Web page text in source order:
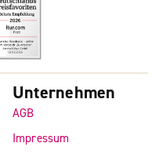
Unternehmen
AGB
Impressum